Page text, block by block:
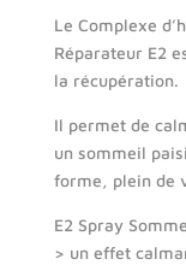
Le Complexe
Réparateur E2
la récupération.
Il permet de
un sommeil
forme, plein de
E2 Spray
> un effet